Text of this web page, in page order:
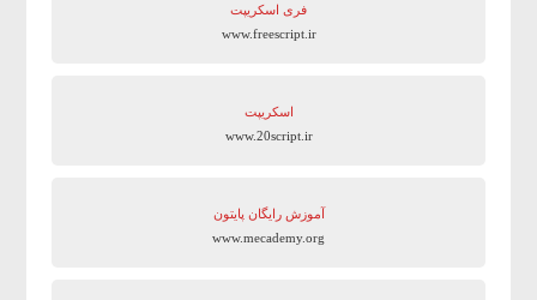
فری اسکریپت
www.freescript.ir
اسکریپت
www.20script.ir
آموزش رایگان پایتون
www.mecademy.org